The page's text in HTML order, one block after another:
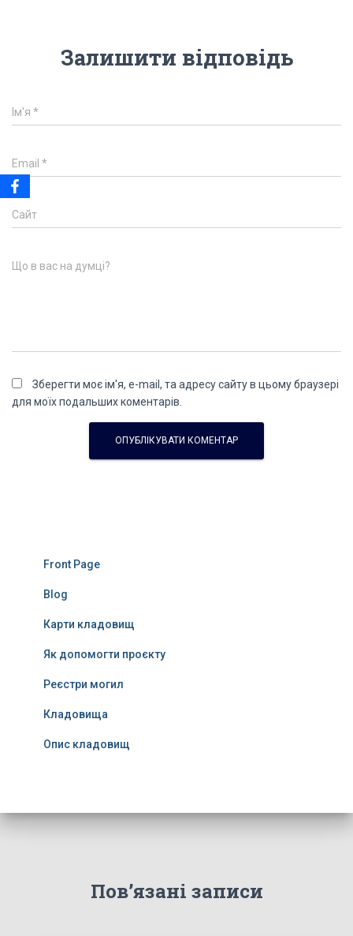
Залишити відповідь
Ім'я *
Email *
Сайт
Що в вас на думці?
Зберегти моє ім'я, e-mail, та адресу сайту в цьому браузері
для моїх подальших коментарів.
Front Page
Blog
Карти кладовищ
Як допомогти проєкту
Реєстри могил
Кладовища
Опис кладовищ
Пов’язані записи